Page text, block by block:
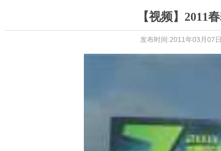
【视频】2011
发布时间:2011年03月07